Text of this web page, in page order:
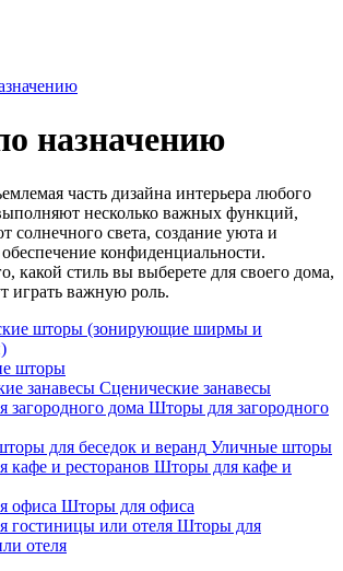
назначению
часть дизайна интерьера любого
несколько важных функций,
солнечного света, создание уюта и
конфиденциальности.
какой стиль вы выберете для своего дома,
играть важную роль.
шторы
Сценические занавесы
Шторы для загородного
Уличные шторы
Шторы для кафе и
Шторы для офиса
Шторы для
отеля